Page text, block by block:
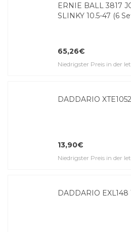
ERNIE BALL 3817
SLINKY 10.5-47 (6
65,26€
Niedrigster Preis in der
DADDARIO
13,90€
Niedrigster Preis in der
DADDARIO